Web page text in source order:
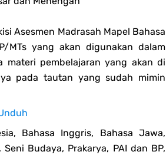
Asesmen Madrasah Mapel Bahasa
MTs yang akan digunakan dalam
materi pembelajaran yang akan di
pada tautan yang sudah mimin
Bahasa Inggris, Bahasa Jawa,
Seni Budaya, Prakarya, PAI dan BP,